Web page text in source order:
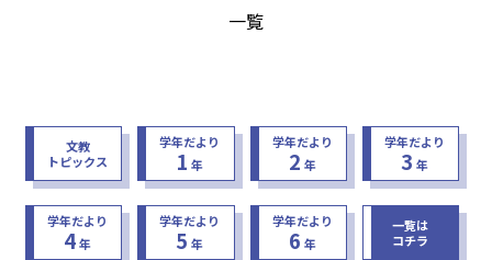
一覧
文教
トピックス
学年だより
1 年
学年だより
2 年
学年だより
3 年
学年だより
4年
学年だより
5 年
学年だより
6 年
一覧は
コチラ